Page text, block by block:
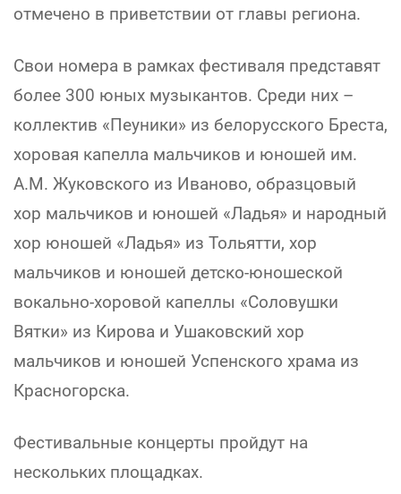
отмечено в приветствии от главы региона.
Свои номера в рамках фестиваля представят
более 300 юных музыкантов. Среди них –
коллектив «Пеуники» из белорусского Бреста,
хоровая капелла мальчиков и юношей им.
А.М. Жуковского из Иваново, образцовый
хор мальчиков и юношей «Ладья» и народный
хор юношей «Ладья» из Тольятти, хор
мальчиков и юношей детско-юношеской
вокально-хоровой капеллы «Соловушки
Вятки» из Кирова и Ушаковский хор
мальчиков и юношей Успенского храма из
Красногорска.
Фестивальные концерты пройдут на
нескольких площадках.